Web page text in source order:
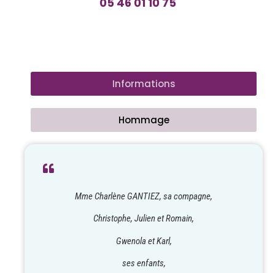
Informations
Hommage
Mme Charlène GANTIEZ, sa compagne,
Christophe, Julien et Romain,
Gwenola et Karl,
ses enfants,